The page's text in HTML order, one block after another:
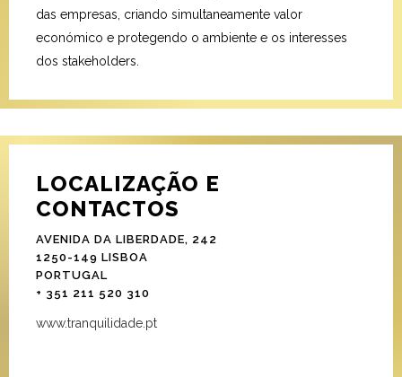
das empresas, criando simultaneamente valor
económico e protegendo o ambiente e os interesses
dos stakeholders.
LOCALIZAÇÃO E
CONTACTOS
AVENIDA DA LIBERDADE, 242
1250-149 LISBOA
PORTUGAL
+ 351 211 520 310
www.tranquilidade.pt